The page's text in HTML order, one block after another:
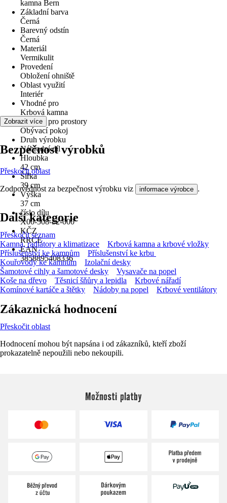
kamna Bern
Základní barva
Černá
Barevný odstín
Černá
Materiál
Vermikulit
Provedení
Obložení ohniště
Oblast využití
Interiér
Vhodné pro
Krbová kamna
Vhodné pro prostory
Obývací pokoj
Druh výrobku
Náhradní díl
Hloubka
42 cm
Šířka
39 cm
Výška
37 cm
číslo dílu
X00-508-52-000
KČZ
RRCE
EAN
3858895408336
Zobrazit více
Bezpečnost výrobků
Přeskočit oblast
Zodpovědnost za bezpečnost výrobku viz informace výrobce .
Další kategorie
Přeskočit seznam
Kamna, radiátory a klimatizace
Krbová kamna a krbové vložky
Příslušenství ke kamnům
Příslušenství ke krbu
Kouřovody ke kamnům
Izolační desky
Šamotové cihly a šamotové desky
Vysavače na popel
Koše na dřevo
Těsnicí šňůry a lepidla
Krbové nářadí
Komínové kartáče a štětky
Nádoby na popel Krbové ventilátory
Zákaznická hodnocení
Přeskočit oblast
Hodnocení mohou být napsána i od zákazníků, kteří zboží
prokazatelně nepoužili nebo nekoupili.
Možnosti platby